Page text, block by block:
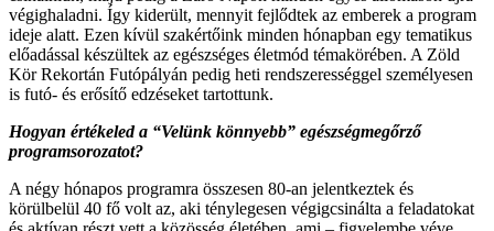
végighaladni. Így kiderült, mennyit fejlődtek az emberek a program
ideje alatt. Ezen kívül szakértőink minden hónapban egy tematikus
előadással készültek az egészséges életmód témakörében. A Zöld
Kör Rekortán Futópályán pedig heti rendszerességgel személyesen
is futó- és erősítő edzéseket tartottunk.
Hogyan értékeled a “Velünk könnyebb” egészségmegőrző
programsorozatot?
A négy hónapos programra összesen 80-an jelentkeztek és
körülbelül 40 fő volt az, aki ténylegesen végigcsinálta a feladatokat